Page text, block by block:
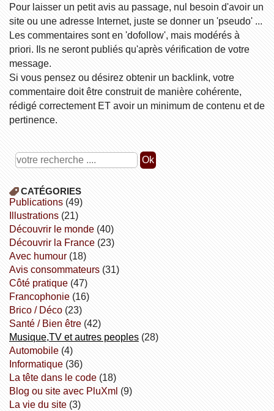
Pour laisser un petit avis au passage, nul besoin d'avoir un
site ou une adresse Internet, juste se donner un 'pseudo' ...
Les commentaires sont en 'dofollow', mais modérés à
priori. Ils ne seront publiés qu'après vérification de votre
message.
Si vous pensez ou désirez obtenir un backlink, votre
commentaire doit être construit de manière cohérente,
rédigé correctement ET avoir un minimum de contenu et de
pertinence.
CATÉGORIES
publications(49)
illustrations(21)
découvrir le monde(40)
découvrir la France(23)
avec humour(18)
avis consommateurs(31)
côté pratique(47)
Francophonie(16)
Brico / Déco(23)
Santé / Bien être(42)
Musique,TV et autres peoples(28)
Automobile(4)
informatique(36)
la tête dans le code(18)
Blog ou site avec PluXml (9)
la vie du site(3)